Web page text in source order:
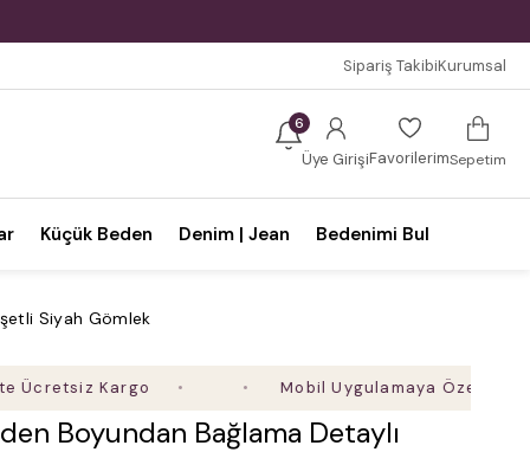
Sipariş TakibiKurumsal
6
Üye GirişiFavorilerimSepetim
Küçük Beden Denim | Jean Bedenimi Bul
Siyah Gömlek
Kargo Mobil Uygulamaya Özel Ek %5
Boyundan Bağlama Detaylı